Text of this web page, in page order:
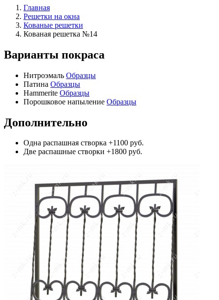
Главная
Решетки на окна
Кованые решетки
Кованая решетка №14
Варианты покраса
Нитроэмаль Образцы
Патина Образцы
Hammerite Образцы
Порошковое напыление Образцы
Дополнительно
Одна распашная створка +1100 руб.
Две распашные створки +1800 руб.